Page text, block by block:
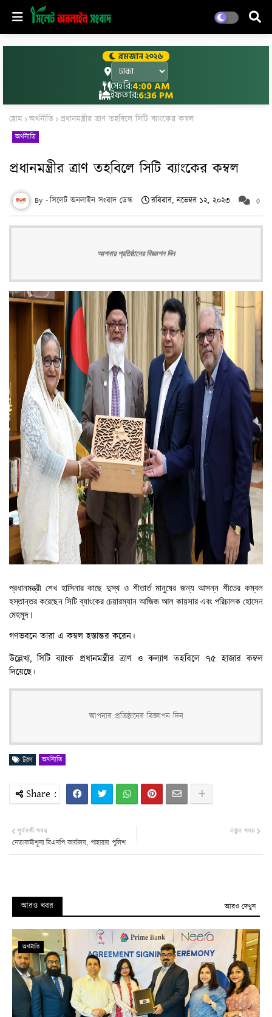
রমজান ২০২৬
সেহরি:4:00 AM
ইফতার:6:36 PM
হোম অর্থনীতি প্রধানমন্ত্রীর ত্রাণ তহবিলে সিটি ব্যাংকের কম্বল
অর্থনীতি
প্রধানমন্ত্রীর ত্রাণ তহবিলে সিটি ব্যাংকের কম্বল
সিলেট অনলাইন সংবাদ ডেস্ক রবিবার, নভেম্বর ১২, ২০২৩ 0
আপনার প্রতিষ্ঠানের বিজ্ঞাপন দিন
প্রধানমন্ত্রী শেখ হাসিনার কাছে দুস্থ ও শীতার্ত মানুষের জন্য আসন্ন শীতের কম্বল
হস্তান্তর করেছেন সিটি ব্যাংকের চেয়ারম্যান আজিজ আল কায়সার এবং পরিচালক হোসেন
মেহমুদ।
গণভবনে তারা এ কম্বল হস্তান্তর করেন।
উল্লেখ্য, সিটি ব্যাংক প্রধানমন্ত্রীর ত্রাণ ও কল্যাণ তহবিলে ৭৫ হাজার কম্বল
দিয়েছে।
আপনার প্রতিষ্ঠানের বিজ্ঞাপন দিন
ট্যাগ অর্থনীতি
নতুন খবর
পূর্ববর্তী খবর
নেতাকর্মীশূন্য বিএনপি কার্যালয়, পাহারায় পুলিশ
আরও খবর আরও দেখুন
অর্থনীতি